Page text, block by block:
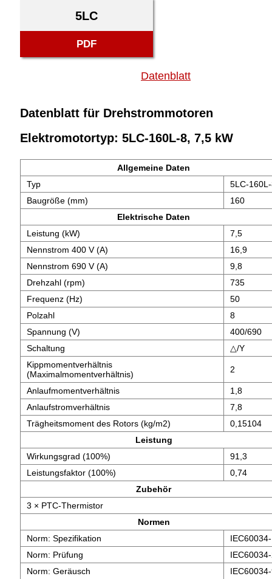
5LC
PDF
Datenblatt
Datenblatt für Drehstrommotoren
Elektromotortyp: 5LC-160L-8, 7,5 kW
Allgemeine Daten
Typ
5LC-
Baugröße (mm)
160
Elektrische Daten
Leistung (kW)
7,5
Nennstrom 400 V (A)
16,9
Nennstrom 690 V (A)
9,8
Drehzahl (rpm)
735
Frequenz (Hz)
50
Polzahl
8
Spannung (V)
400/690
Schaltung
△/Y
Kippmomentverhältnis
(Maximalmomentverhältnis)
2
Anlaufmomentverhältnis
1,8
Anlaufstromverhältnis
7,8
Trägheitsmoment des Rotors (kg/m2)
0,15104
Leistung
Wirkungsgrad (100%)
91,3
Leistungsfaktor (100%)
0,74
Zubehör
3 × PTC-Thermistor
Normen
Norm: Spezifikation
Norm: Prüfung
Norm: Geräusch